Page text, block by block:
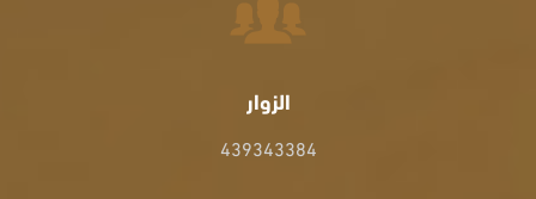
الزوار
439343384